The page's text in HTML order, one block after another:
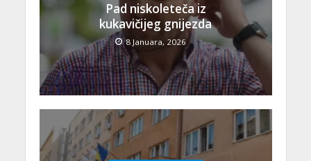
Pad niskoleteča iz
kukavičijeg gnijezda
8 Januara, 2026